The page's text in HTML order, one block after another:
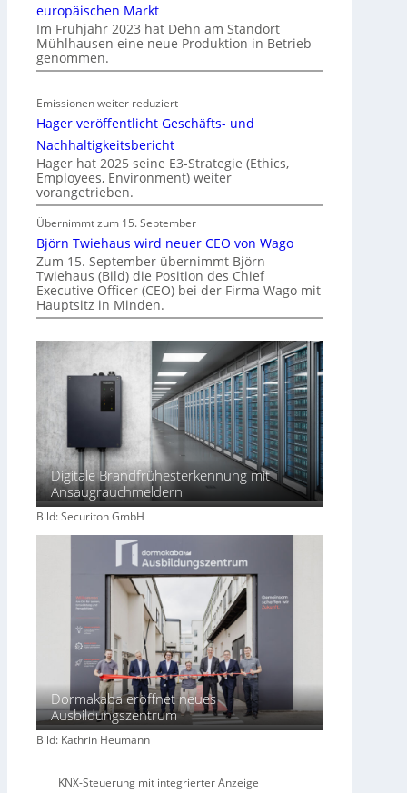
l
i
t
ä
i
n
d
e
r
m
m
o
b
i
l
w
s
c
h
t
europäischen Markt
Im Frühjahr 2023 hat Dehn am Standort
Mühlhausen eine neue Produktion in Betrieb
genommen.
Emissionen weiter reduziert
Hager veröffentlicht Geschäfts- und
Nachhaltigkeitsbericht
Hager hat 2025 seine E3-Strategie (Ethics,
Employees, Environment) weiter
vorangetrieben.
Übernimmt zum 15. September
Björn Twiehaus wird neuer CEO von Wago
Zum 15. September übernimmt Björn
Twiehaus (Bild) die Position des Chief
Executive Officer (CEO) bei der Firma Wago mit
Hauptsitz in Minden.
Digitale Brandfrühesterkennung mit
Ansaugrauchmeldern
Bild: Securiton GmbH
Dormakaba eröffnet neues
Ausbildungszentrum
Bild: Kathrin Heumann
KNX-Steuerung mit integrierter Anzeige